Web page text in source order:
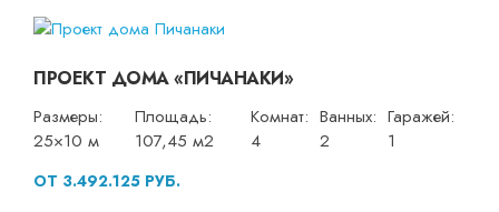
ПРОЕКТ ДОМА «ПИЧАНАКИ»
Размеры:
25×10 м
Площадь:
107,45 м2
Комнат:
4
Ванных:
2
Гаражей:
1
ОТ 3.492.125 РУБ.